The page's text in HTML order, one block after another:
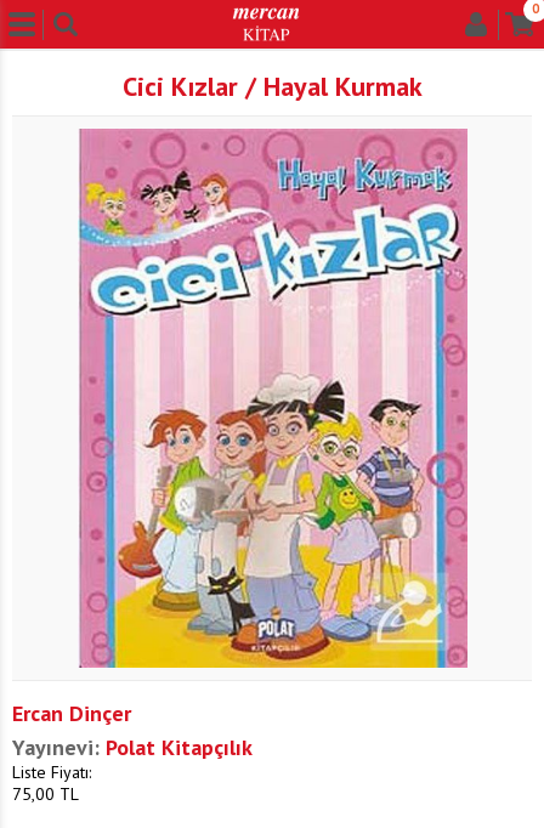
0
Cici Kızlar / Hayal Kurmak
Ercan Dinçer
Yayınevi: Polat Kitapçılık
Liste Fiyatı:
75,00 TL